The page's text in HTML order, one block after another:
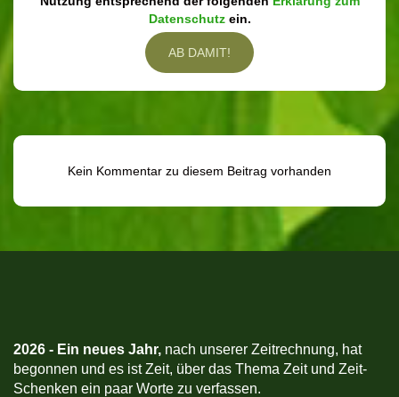
Datenschutzein.
Kein Kommentar zu diesem Beitrag vorhanden
2026 - Ein neues Jahr, nach unserer Zeitrechnung, hat
begonnen und es ist Zeit, über das Thema Zeit und Zeit-
Schenken ein paar Worte zu verfassen.